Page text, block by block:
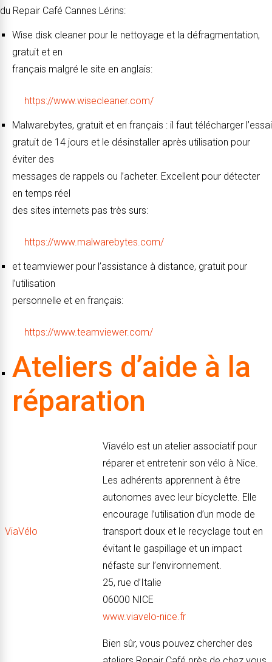
du Repair Café Cannes Lérins:
Wise disk cleaner pour le nettoyage et la défragmentation,
gratuit et en
français malgré le site en anglais:
https://www.wisecleaner.com/
Malwarebytes, gratuit et en français : il faut télécharger l’essai
gratuit de 14 jours et le désinstaller après utilisation pour
éviter des
messages de rappels ou l’acheter. Excellent pour détecter
en temps réel
des sites internets pas très surs:
https://www.malwarebytes.com/
et teamviewer pour l’assistance à distance, gratuit pour
l’utilisation
personnelle et en français:
https://www.teamviewer.com/
Ateliers d’aide à la
réparation
ViaVélo
Viavélo est un atelier associatif pour
réparer et entretenir son vélo à Nice.
Les adhérents apprennent à être
autonomes avec leur bicyclette. Elle
encourage l’utilisation d’un mode de
transport doux et le recyclage tout en
évitant le gaspillage et un impact
néfaste sur l’environnement.
25, rue d’Italie
06000 NICE
www.viavelo-nice.fr
Bien sûr, vous pouvez chercher des